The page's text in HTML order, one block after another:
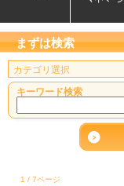
まずは検索
キーワード検索
1 / 7ページ